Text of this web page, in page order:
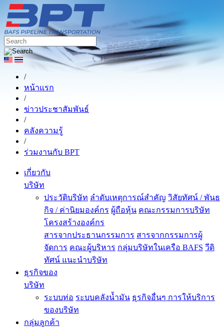
/
หน้าแรก
/
ข่าวประชาสัมพันธ์
/
คลังความรู้
/
ร่วมงานกับ BPT
เกี่ยวกับ
บริษัท
ประวัติบริษัท ลำดับเหตุการณ์สำคัญ วิสัยทัศน์ / พันธ
กิจ / ค่านิยมองค์กร ผู้ถือหุ้น คณะกรรมการบริษัท
โครงสร้างองค์กร
สารจากประธานกรรมการ สารจากกรรมการผู้
จัดการ คณะผู้บริหาร กลุ่มบริษัทในเครือ BAFS วีดิ
ทัศน์ แนะนำบริษัท
ธุรกิจของ
บริษัท
ระบบท่อ ระบบคลังน้ำมัน ธุรกิจอื่นๆ การให้บริการ
ของบริษัท
กลุ่มลูกค้า